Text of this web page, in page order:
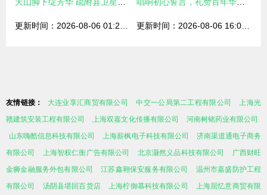
友情链接： 大连业享汇商贸有限公司 中交一公局第二工程有限公司
上海光
赣建筑安装工程有限公司
上海双嘉文化传播有限公司
河南树铭药业有限公司
山东嗨酷信息科技有限公司
上海薪枫电子科技有限公司
济南渠道通电子商务
有限公司
上海智权仁衡广告有限公司 北京灏然义品科技有限公司
广西财旺
金狮金融服务外包有限公司
江苏鑫翱保安服务有限公司
温州市嘉盛防护工程
有限公司
汤阴县堪回百货店 上海柠御慕科技有限公司
上海屈忆意商贸有限